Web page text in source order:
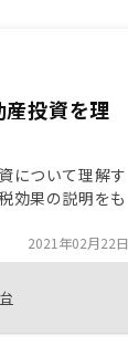
投資を理
について理解す
効果の説明をも
2021年02月22日